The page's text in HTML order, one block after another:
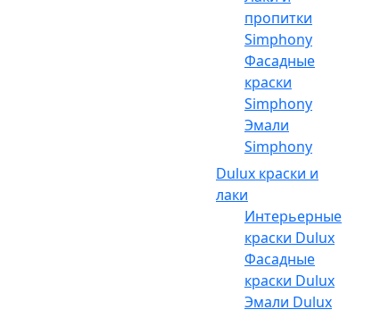
пропитки
Simphony
Фасадные
краски
Simphony
Эмали
Simphony
Dulux краски и
лаки
Интерьерные
краски Dulux
Фасадные
краски Dulux
Эмали Dulux